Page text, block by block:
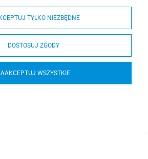
TYLKO NIEZBĘDNE
DOSTOSUJ ZGODY
WSZYSTKIE